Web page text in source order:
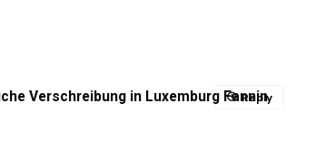
Verschreibung in Luxemburg Fannin
Reply